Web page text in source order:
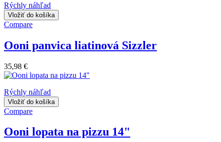
Rýchly náhľad
Vložiť do košíka
Compare
Ooni panvica liatinová Sizzler
35,98 €
Rýchly náhľad
Vložiť do košíka
Compare
Ooni lopata na pizzu 14"